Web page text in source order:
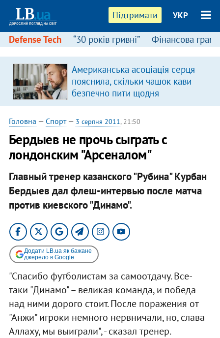
Підтримати УКР
Defense Tech “30 років гривні” Фінансова
Американська асоціація серця
пояснила, скільки чашок кави
безпечно пити щодня
Головна — Спорт— 3 серпня 2011, 21:50
Бердыев не прочь сыграть с
лондонским "Арсеналом"
Главный тренер казанского "Рубина" Курбан
Бердыев дал флеш-интервью после матча
против киевского "Динамо".
Додати LB.ua як бажане
джерело в Google
"Спасибо футболистам за самоотдачу. Все-
таки "Динамо" – великая команда, и победа
над ними дорого стоит. После поражения от
"Анжи" игроки немного нервничали, но, слава
Аллаху, мы выиграли", - сказал тренер.